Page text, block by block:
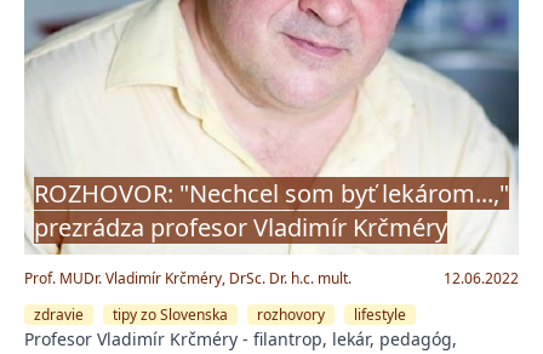
ROZHOVOR: "Nechcel som byť lekárom...,"
prezrádza profesor Vladimír Krčméry
Prof. MUDr. Vladimír Krčméry, DrSc. Dr. h.c. mult.
12.06.2022
zdravie
tipy zo Slovenska rozhovory lifestyle
Profesor Vladimír Krčméry - filantrop, lekár, pedagóg,